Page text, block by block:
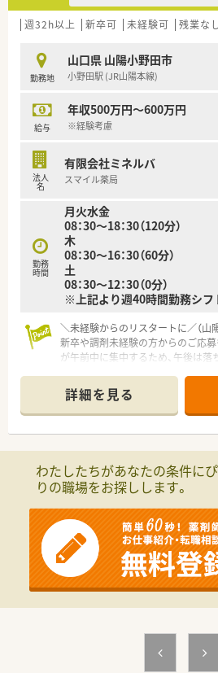
週32h以上 新卒可 未経験可 残業な
勤務地
山口県 山陽小野田市
小野田駅 (JR山陽本線)
給与
年収500万円～600万円
※経験考慮
法人
名
有限会社ミネルバ
スマイル薬局
勤務
時間
月火水金
08：30～18：30（120分）
木
08：30～16：30（60分）
土
08：30～12：30（0分）
※上記より週40時間勤務シフ
＼未経験からのリスタートに／（山
新卒や調剤未経験の方からのご応
が午前中に集中するため、午後は
＊------------------------------------------＊
【店舗情報と応需状況について】
■小野田駅より車で7分ほどの場所
完備のため毎日のマイカー通勤が
1日平均40枚ほどを安定して応需し
■1日の処方箋の7割から8割が午前
較的ゆとりを持って業務に取り組め
【募集背景と求める人物像について】
■正社員の退職に伴う欠員補充、お
た組織体制強化のための大変貴重
■自動分包機などの機械化が進んで
柔軟に対応できる若い世代の方を
■外来業務から在宅医療まで前向き
と円滑に連携できる協調性のある
【法人特徴について】
■1993年の医薬分業開始と同時に
詳細を見る
わたしたちがあなたの条件に
りの職場をお探しします。